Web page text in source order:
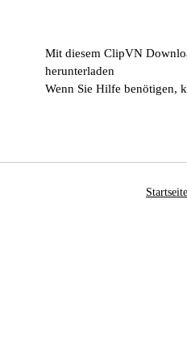
Mit diesem ClipVN
herunterladen
Wenn Sie Hilfe benötigen,
Startseite